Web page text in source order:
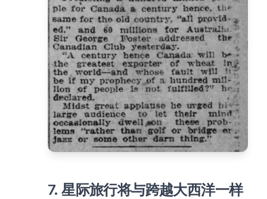
7. 星际旅行将与跨越大西洋一样